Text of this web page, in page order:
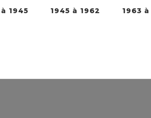
1945 1945 à 1962 1963